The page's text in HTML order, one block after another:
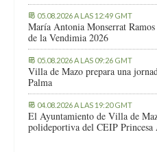
05.08.2026 A LAS 12:49 GMT
María Antonia Monserrat
de la Vendimia 2026
05.08.2026 A LAS 09:26 GMT
Villa de Mazo prepara una
Palma
04.08.2026 A LAS 19:20 GMT
El Ayuntamiento de Villa de
polideportiva del CEIP Princesa